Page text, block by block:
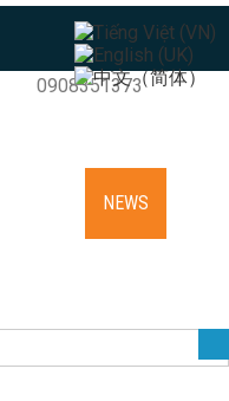
HOTLINE
Khang (Raymond) - TPHCM
0908351373
NEWS